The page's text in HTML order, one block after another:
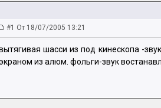
#1 От 18/07/2005 13:21
шасси из под кинескопа -
из алюм. фольги-звук